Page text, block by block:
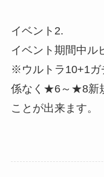
イベント2.
イベント期間中ル
※ウルトラ10+1ガ
係なく★6～★8新
ことが出来ます。